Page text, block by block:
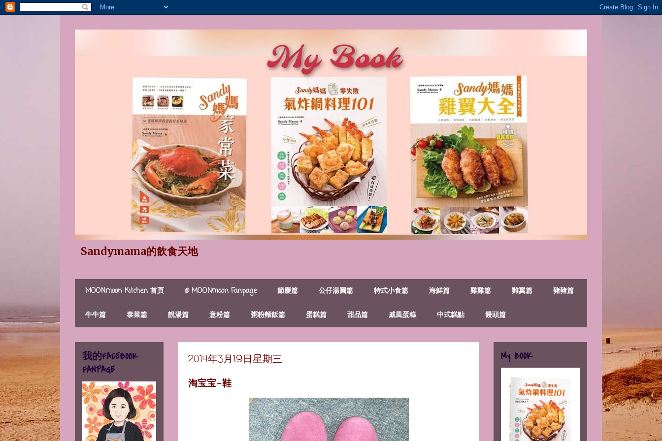
Sandymama的飲食天地
MOONmoon Kitchen 首頁 @ MOONmoon Fanpage 節慶篇 公仔湯圓篇 特式小食篇 海鮮篇 雞雞篇 雞翼篇 豬豬篇
牛牛篇 泰菜篇 靚湯篇 意粉篇 粥粉麵飯篇 蛋糕篇 甜品篇 戚風蛋糕 中式糕點 饅頭篇
2014年3月19日星期三
淘宝宝~鞋
我的FACEBOOK
FANPAGE
My BOOK